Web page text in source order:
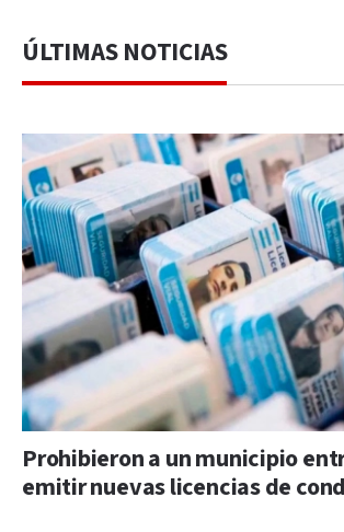
ÚLTIMAS NOTICIAS
Prohibieron a un municipio
emitir nuevas licencias de